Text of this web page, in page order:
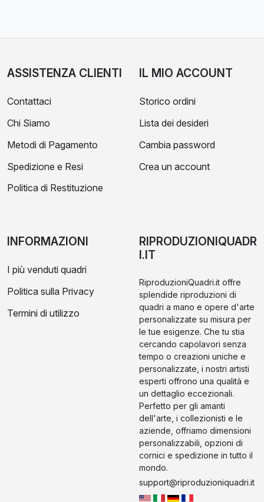
ASSISTENZA CLIENTI
Contattaci
Chi Siamo
Metodi di Pagamento
Spedizione e Resi
Politica di Restituzione
IL MIO ACCOUNT
Storico ordini
Lista dei desideri
Cambia password
Crea un account
INFORMAZIONI
I più venduti quadri
Politica sulla Privacy
Termini di utilizzo
RIPRODUZIONIQUADR
I.IT
RiproduzioniQuadri.it offre
splendide riproduzioni di
quadri a mano e opere d'arte
personalizzate su misura per
le tue esigenze. Che tu stia
cercando capolavori senza
tempo o creazioni uniche e
personalizzate, i nostri artisti
esperti offrono una qualità e
un dettaglio eccezionali.
Perfetto per gli amanti
dell'arte, i collezionisti e le
aziende, offriamo dimensioni
personalizzabili, opzioni di
cornici e spedizione in tutto il
mondo.
support@riproduzioniquadri.it